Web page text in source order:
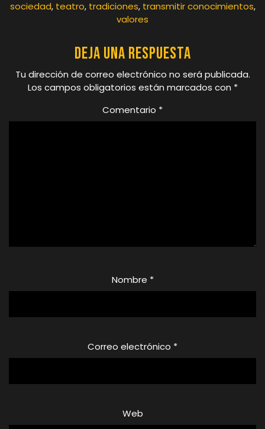
sociedad, teatro, tradiciones, transmitir conocimientos,
valores
Deja una respuesta
Tu dirección de correo electrónico no será publicada.
Los campos obligatorios están marcados con *
Comentario *
Nombre *
Correo electrónico *
Web